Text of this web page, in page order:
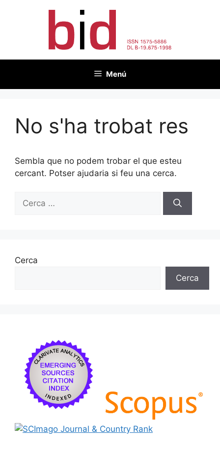
Menú
No s'ha trobat res
Sembla que no podem trobar el que esteu
cercant. Potser ajudaria si feu una cerca.
Cerca:
Cerca
Cerca